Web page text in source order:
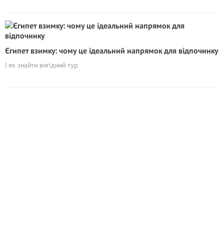
Єгипет взимку: чому це ідеальний напрямок для відпочинку
І як знайти вигідний тур